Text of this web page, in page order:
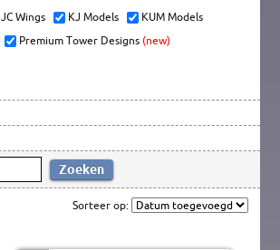
JC Wings KJ Models
KUM Models
Premium Tower Designs (new)
Sorteer op: